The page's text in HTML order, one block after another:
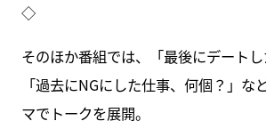
◇
そのほか番組では、「最後にデートし
「過去にNGにした仕事、何個？」な
マでトークを展開。